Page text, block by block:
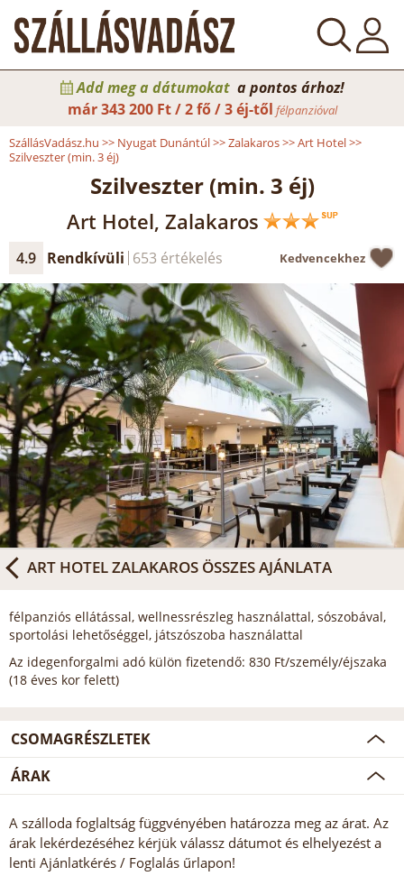
Add meg a dátumokat a pontos árhoz!
már343 200 Ft / 2 fő / 3 éj-től félpanzióval
SzállásVadász.hu >> Nyugat Dunántúl>>Zalakaros>>Art Hotel>>
Szilveszter (min. 3 éj)
Szilveszter (min. 3 éj)
Art Hotel, Zalakaros
4.9 Rendkívüli 653 értékelés Kedvencekhez
ART HOTEL ZALAKAROS ÖSSZES AJÁNLATA
félpanziós ellátással, wellnessrészleg használattal, sószobával,
sportolási lehetőséggel, játszószoba használattal
Az idegenforgalmi adó külön fizetendő: 830 Ft/személy/éjszaka
(18 éves kor felett)
CSOMAGRÉSZLETEK
ÁRAK
A szálloda foglaltság függvényében határozza meg az árat. Az
árak lekérdezéséhez kérjük válassz dátumot és elhelyezést a
lenti Ajánlatkérés / Foglalás űrlapon!